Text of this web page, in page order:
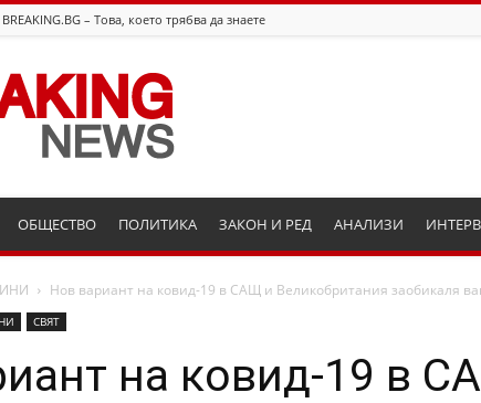
BREAKING.BG – Това, което трябва да знаете
Breaking.bg
ОБЩЕСТВО ПОЛИТИКА ЗАКОН И РЕД АНАЛИЗИ
Нов вариант на ковид-19 в САЩ и Великобритания заобикаля
СВЯТ
на ковид-19 в